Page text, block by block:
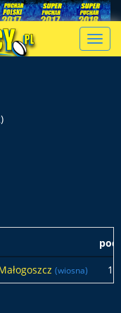
(wiosna) 16